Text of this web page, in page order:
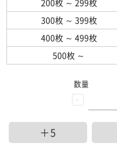
200枚 ～ 299枚
300枚 ～ 399枚
400枚 ～ 499枚
500枚 ～
-
数量
＋5